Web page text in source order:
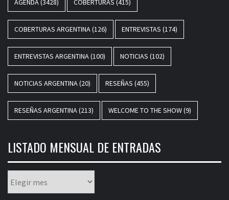
AGENDA(3428) COBERTURAS (415)
COBERTURAS ARGENTINA(126) ENTREVISTAS (174)
ENTREVISTAS ARGENTINA(100) NOTICIAS (102)
NOTICIAS ARGENTINA(20) RESEÑAS (455)
RESEÑAS ARGENTINA(213) WELCOME TO THE SHOW(9)
LISTADO MENSUAL DE ENTRADAS
mensual